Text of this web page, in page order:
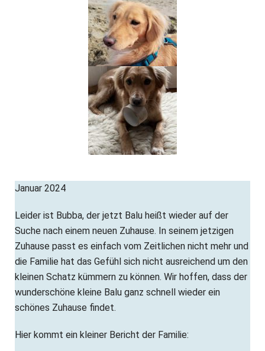
Januar 2024
Leider ist Bubba, der jetzt Balu heißt wieder auf der
Suche nach einem neuen Zuhause. In seinem jetzigen
Zuhause passt es einfach vom Zeitlichen nicht mehr und
die Familie hat das Gefühl sich nicht ausreichend um den
kleinen Schatz kümmern zu können. Wir hoffen, dass der
wunderschöne kleine Balu ganz schnell wieder ein
schönes Zuhause findet.
Hier kommt ein kleiner Bericht der Familie: